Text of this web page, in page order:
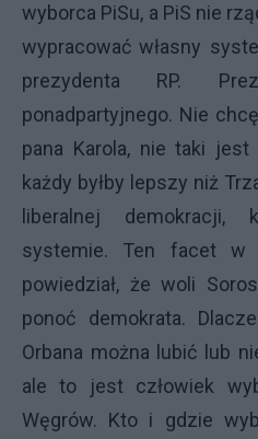
wyborca PiSu, a PiS nie
wypracować własny
prezydenta RP.
ponadpartyjnego. Nie
pana Karola, nie taki
każdy byłby lepszy niż
liberalnej demokracji,
systemie. Ten facet w
powiedział, że woli
ponoć demokrata.
Orbana można lubić lub
ale to jest człowiek
Węgrów. Kto i gdzie